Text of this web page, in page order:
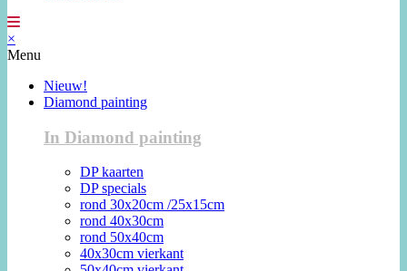
×
Menu
Nieuw!
Diamond painting
In Diamond painting
DP kaarten
DP specials
rond 30x20cm /25x15cm
rond 40x30cm
rond 50x40cm
40x30cm vierkant